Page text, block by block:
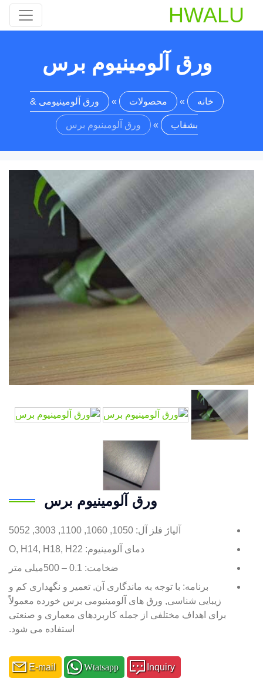
HWALU
ورق آلومینیوم برس
خانه » محصولات » ورق آلومینیومی &
بشقاب » ورق آلومینیوم برس
ورق آلومینیوم برس
آلیاژ فلز آل: 1050, 1060, 1100, 3003, 5052
دمای آلومینیوم: O, H14, H18, H22
ضخامت: 0.1 – 500میلی متر
برنامه: با توجه به ماندگاری آن, تعمیر و نگهداری کم و
زیبایی شناسی, ورق های آلومینیومی برس خورده معمولاً
برای اهداف مختلفی از جمله کاربردهای معماری و صنعتی
استفاده می شود.
E-mail Wtatsapp Inquiry